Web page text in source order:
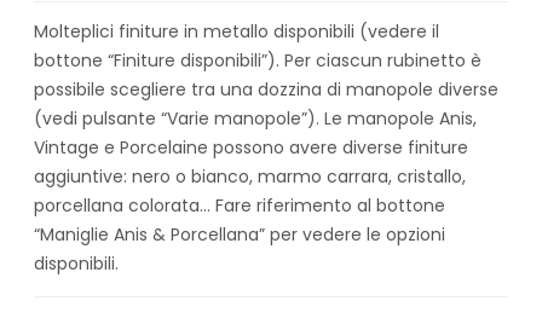
Molteplici finiture in metallo disponibili (vedere il
bottone “Finiture disponibili”). Per ciascun rubinetto è
possibile scegliere tra una dozzina di manopole diverse
(vedi pulsante “Varie manopole”). Le manopole Anis,
Vintage e Porcelaine possono avere diverse finiture
aggiuntive: nero o bianco, marmo carrara, cristallo,
porcellana colorata… Fare riferimento al bottone
“Maniglie Anis & Porcellana” per vedere le opzioni
disponibili.